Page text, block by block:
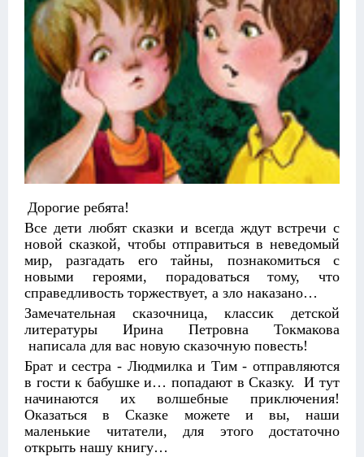
Дорогие ребята!
Все дети любят сказки и всегда ждут встречи с
новой сказкой, чтобы отправиться в неведомый
мир, разгадать его тайны, познакомиться с
новыми героями, порадоваться тому, что
справедливость торжествует, а зло наказано…
Замечательная сказочница, классик детской
литературы Ирина Петровна Токмакова
написала для вас новую сказочную повесть!
Брат и сестра - Людмилка и Тим - отправляются
в гости к бабушке и… попадают в Сказку. И тут
начинаются их волшебные приключения!
Оказаться в Сказке можете и вы, наши
маленькие читатели, для этого достаточно
открыть нашу книгу…